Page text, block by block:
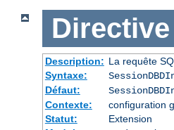
Directive
Description: La requête
Syntaxe:
Défaut:
Contexte:
configuration
Statut:
Extension